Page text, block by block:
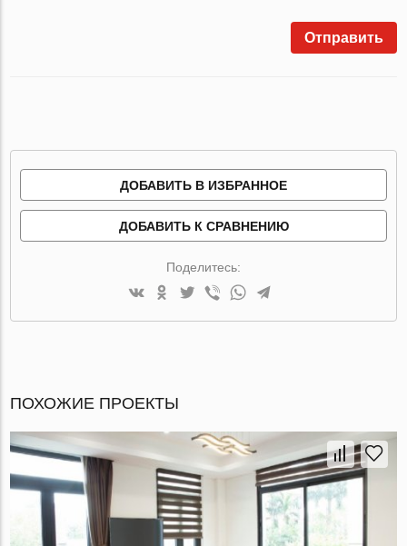
Отправить
ДОБАВИТЬ В ИЗБРАННОЕ
ДОБАВИТЬ К СРАВНЕНИЮ
Поделитесь:
ПОХОЖИЕ ПРОЕКТЫ